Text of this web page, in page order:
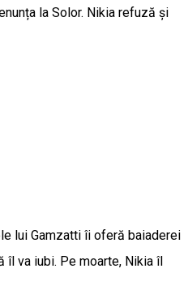
la Solor. Nikia refuză și
lui Gamzatti îi oferă baiaderei
îl va iubi. Pe moarte, Nikia îl